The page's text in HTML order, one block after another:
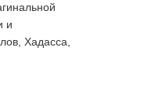
и
Хадасса,